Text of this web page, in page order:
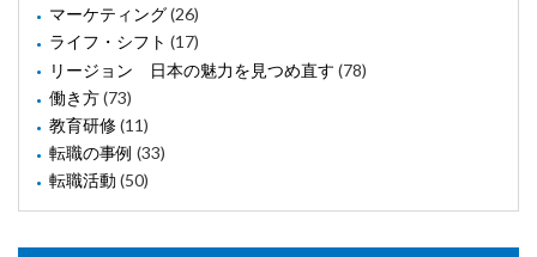
マーケティング(26)
ライフ・シフト (17)
リージョン 日本の魅力を見つめ直す (78)
働き方(73)
教育研修(11)
転職の事例 (33)
転職活動 (50)